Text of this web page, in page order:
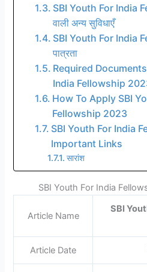
SBI Youth For India
वाली अन्य सुविधाएँ
SBI Youth For India
पात्रता
Required
India Fellowship
How To Apply SBI
Fellowship 2023
SBI Youth For India
Important Links
सारांश
SBI Youth For India
Article Name
SBI
Article Date